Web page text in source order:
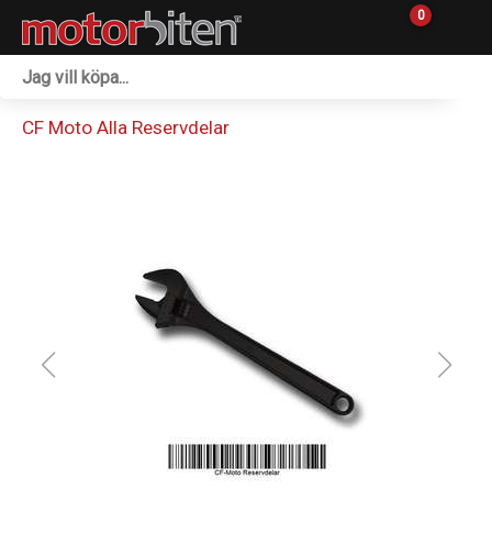
0
Reservdelar
Sprängskisser
CF Moto Alla Reservdelar